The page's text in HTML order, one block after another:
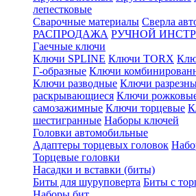
лепестковые
Сварочные материалы Сверла
РАСПРОДАЖА РУЧНОЙ
Гаечные ключи
Ключи SPLINE Ключи TORX
Г-образные Ключи
Ключи разводные Ключи
раскрывающиеся Ключи
самозажимные Ключи торцевые
шестигранные Наборы ключей
Головки автомобильные
Адаптеры торцевых головок
Торцевые головки
Насадки и вставки (биты)
Биты для шуруповерта Биты с